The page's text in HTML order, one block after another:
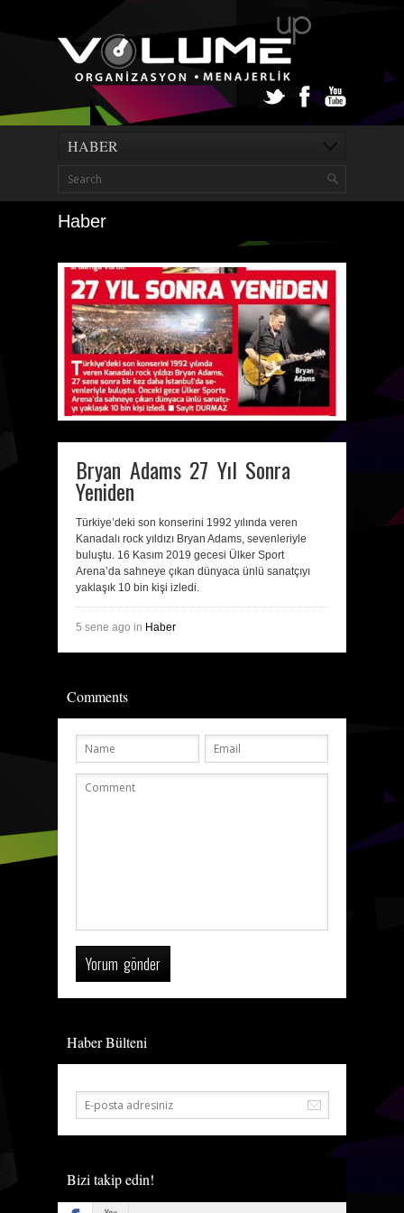
HABER
Haber
Bryan Adams 27 Yıl Sonra
Yeniden
Türkiye’deki son konserini 1992 yılında veren
Kanadalı rock yıldızı Bryan Adams, sevenleriyle
buluştu. 16 Kasım 2019 gecesi Ülker Sport
Arena’da sahneye çıkan dünyaca ünlü sanatçıyı
yaklaşık 10 bin kişi izledi.
5 sene ago in Haber
Comments
Haber Bülteni
Bizi takip edin!